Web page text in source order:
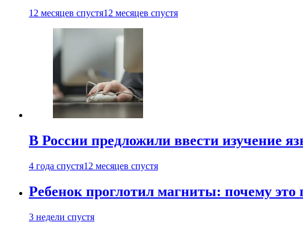
12 месяцев спустя12 месяцев спустя
В России предложили ввести изучение
4 года спустя12 месяцев спустя
Ребенок проглотил магниты: почему
3 недели спустя